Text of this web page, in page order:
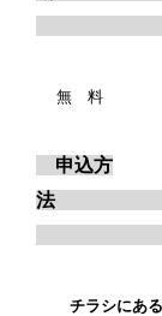
無 料
申込方
チラシにあ